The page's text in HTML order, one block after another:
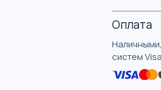
Оплата
систем